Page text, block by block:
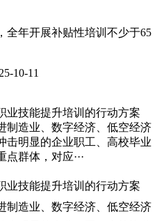
全年开展补贴性培训不少于65
10-11
业技能提升培训的行动方案
制造业、数字经济、低空经济
击明显的企业职工、高校毕业
群体，对应···
业技能提升培训的行动方案
制造业、数字经济、低空经济